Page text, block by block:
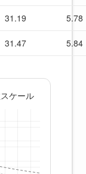
31.19 5.78
31.47 5.84
ケール